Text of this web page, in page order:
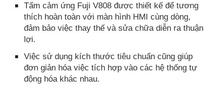
Tấm cảm ứng Fuji V808 được thiết kế để tương
thích hoàn toàn với màn hình HMI cùng dòng,
đảm bảo việc thay thế và sửa chữa diễn ra thuận
lợi.
Việc sử dụng kích thước tiêu chuẩn cũng giúp
đơn giản hóa việc tích hợp vào các hệ thống tự
động hóa khác nhau.